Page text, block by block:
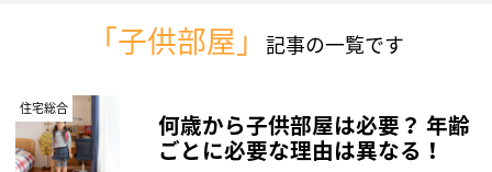
「子供部屋」 記事の一覧です
住宅総合 何歳から子供部屋は必要？ 年齢
ごとに必要な理由は異なる！